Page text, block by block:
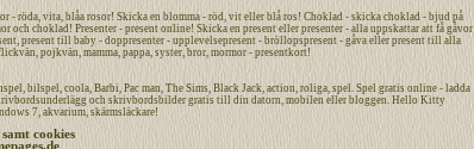
vita, blåa rosor! Skicka en blomma - röd, vit eller blå ros! Choklad - skicka choklad - bjud på
choklad! Presenter - present online! Skicka en present eller presenter - alla uppskattar att få gåvor
present till baby - doppresenter - upplevelsepresent - bröllopspresent - gåva eller present till alla
pojkvän, mamma, pappa, syster, bror, mormor - presentkort!
bilspel, coola, Barbi, Pac man, The Sims, Black Jack,action, roliga, spel. Spel gratis online - ladda
och skrivbordsbilder gratis till din datorn, mobilen eller bloggen. Hello Kitty
7, akvarium, skärmsläckare!
cookies